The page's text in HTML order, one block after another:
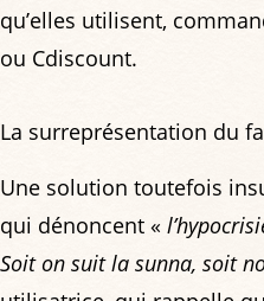
qu’elles utilisent,
ou Cdiscount.
La surreprésentation du
Une solution toutefois
qui dénoncent «
Soit on suit la sunna, soit